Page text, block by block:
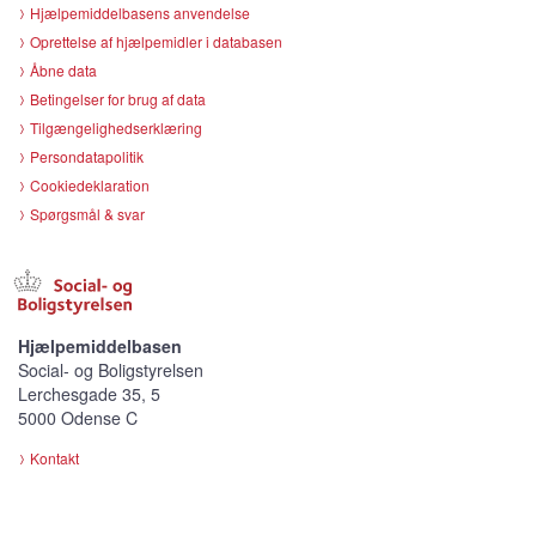
Hjælpemiddelbasens anvendelse
Oprettelse af hjælpemidler i databasen
Åbne data
Betingelser for brug af data
Tilgængelighedserklæring
Persondatapolitik
Cookiedeklaration
Spørgsmål & svar
Hjælpemiddelbasen
Social- og Boligstyrelsen
Lerchesgade 35, 5
5000 Odense C
Kontakt